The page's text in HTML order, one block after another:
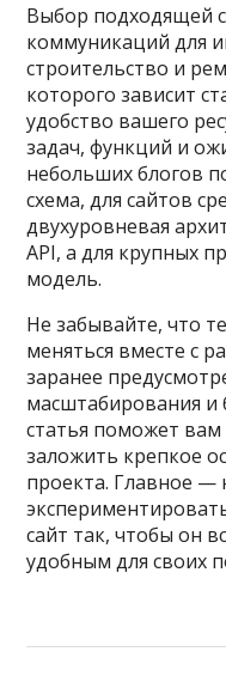
Выбор подходящей
коммуникаций для
строительство и
которого зависит
удобство вашего
задач, функций и
небольших блогов
схема, для сайтов
двухуровневая
API, а для крупных
модель.
Не забывайте, что
меняться вместе с
заранее
масштабирования и
статья поможет
заложить крепкое
проекта. Главное —
сайт так, чтобы он
удобным для своих